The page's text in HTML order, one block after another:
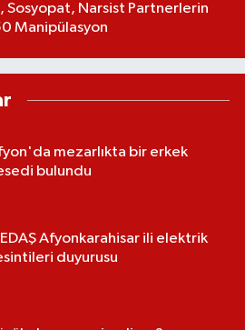
Sosyopat, Narsist Partnerlerin
Manipülasyon
mezarlıkta bir erkek
bulundu
Afyonkarahisar ili elektrik
duyurusu